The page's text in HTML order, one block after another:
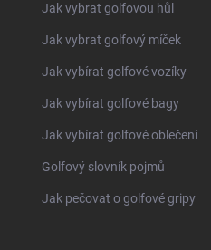
Jak vybrat golfovou hůl
Jak vybrat golfový míček
Jak vybírat golfové vozíky
Jak vybírat golfové bagy
Jak vybírat golfové oblečení
Golfový slovník pojmů
Jak pečovat o golfové gripy